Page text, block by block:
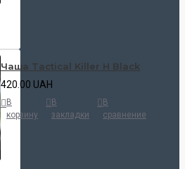
Чаша Tactical Killer H Black
420.00 UAH
В
корзину
В
закладки
В
сравнение